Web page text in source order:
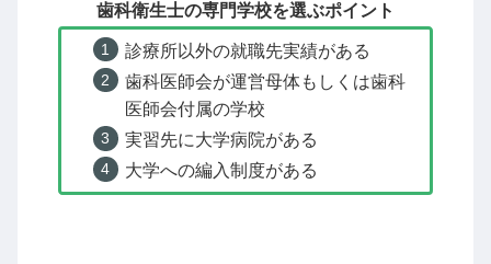
歯科衛生士の専門学校を選ぶポイント
診療所以外の就職先実績がある
歯科医師会が運営母体もしくは歯科
医師会付属の学校
実習先に大学病院がある
大学への編入制度がある